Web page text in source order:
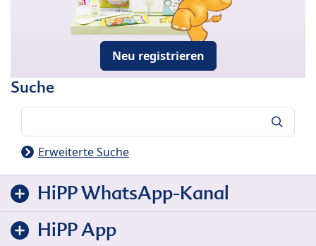
Neu registrieren
Suche
Erweiterte Suche
HiPP WhatsApp-Kanal
HiPP App